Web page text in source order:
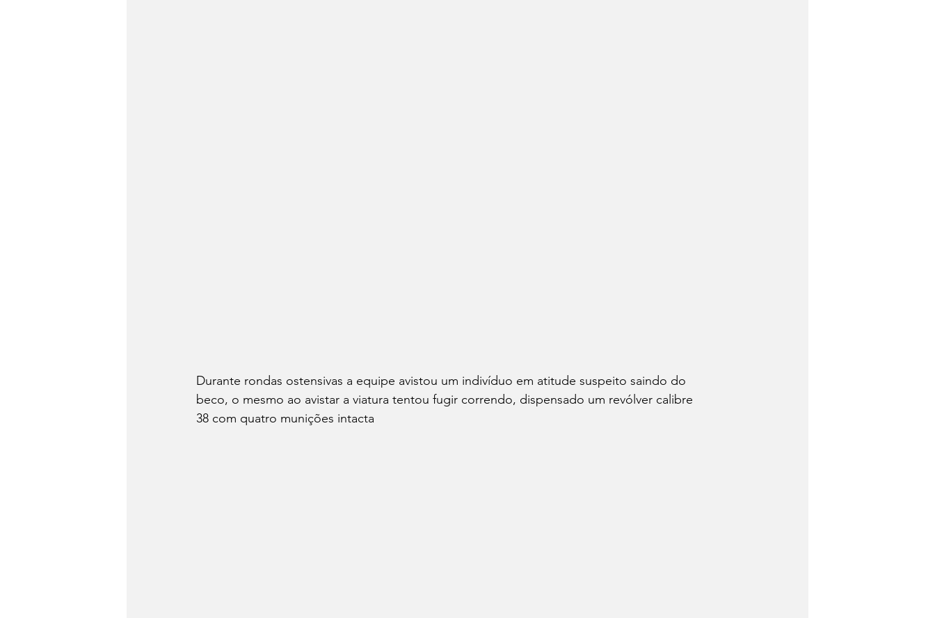
Durante rondas ostensivas a equipe avistou um indivíduo em atitude suspeito saindo do
beco, o mesmo ao avistar a viatura tentou fugir correndo, dispensado um revólver calibre
38 com quatro munições intacta